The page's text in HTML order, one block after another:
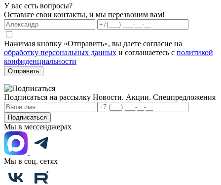
У вас есть вопросы?
Оставьте свои контакты, и мы перезвоним вам!
Нажимая кнопку «Отправить», вы даете согласие на
обработку персональных данных и соглашаетесь с политикой
конфиденциальности
Отправить
Подписаться на рассылку Новости. Акции. Спецпредложения
Подписаться
Мы в мессенджерах
Мы в соц. сетях